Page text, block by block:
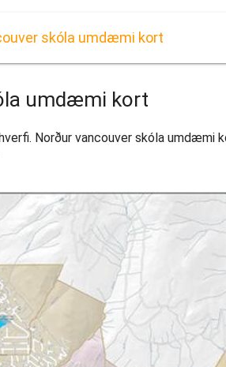
skóla umdæmi kort
umdæmi kort
Norður vancouver skóla